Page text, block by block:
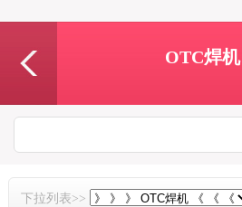
OTC焊机
下拉列表>>